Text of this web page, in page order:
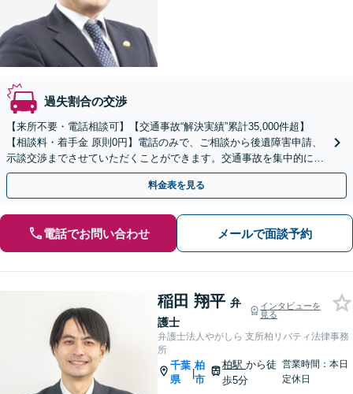
過失割合の交渉
【来所不要・電話相談可】【交通事故“解決実績”累計35,000件超】
【相談料・着手金 原則0円】電話のみで、ご相談から後遺障害申請、
示談交渉までさせていただくことができます。交通事故を集中的に取
り扱っている弁護士が全力でサポート！
料金表を見る
電話でお問い合わせ メールで面談予約
稲田 翔平 弁
護士
インタビューを
見る
弁護士法人やがしら 支所柏リバティ法律事務
所
千葉
県
|
柏
市
柏駅から徒
歩5分
営業時間：本日
定休日